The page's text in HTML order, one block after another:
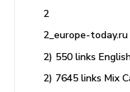
2
2_europe-
2) 550 links
2) 7645 links Mix